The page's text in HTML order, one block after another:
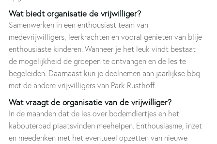
Wat biedt organisatie de vrijwilliger?
Samenwerken in een enthousiast team van
medevrijwilligers, leerkrachten en vooral genieten van blije
enthousiaste kinderen. Wanneer je het leuk vindt bestaat
de mogelijkheid de groepen te ontvangen en de les te
begeleiden. Daarnaast kun je deelnemen aan jaarlijkse bbq
met de andere vrijwilligers van Park Rusthoff.
Wat vraagt de organisatie van de vrijwilliger?
In de maanden dat de les over bodemdiertjes en het
kabouterpad plaatsvinden meehelpen. Enthousiasme, inzet
en meedenken met het eventueel opzetten van nieuwe